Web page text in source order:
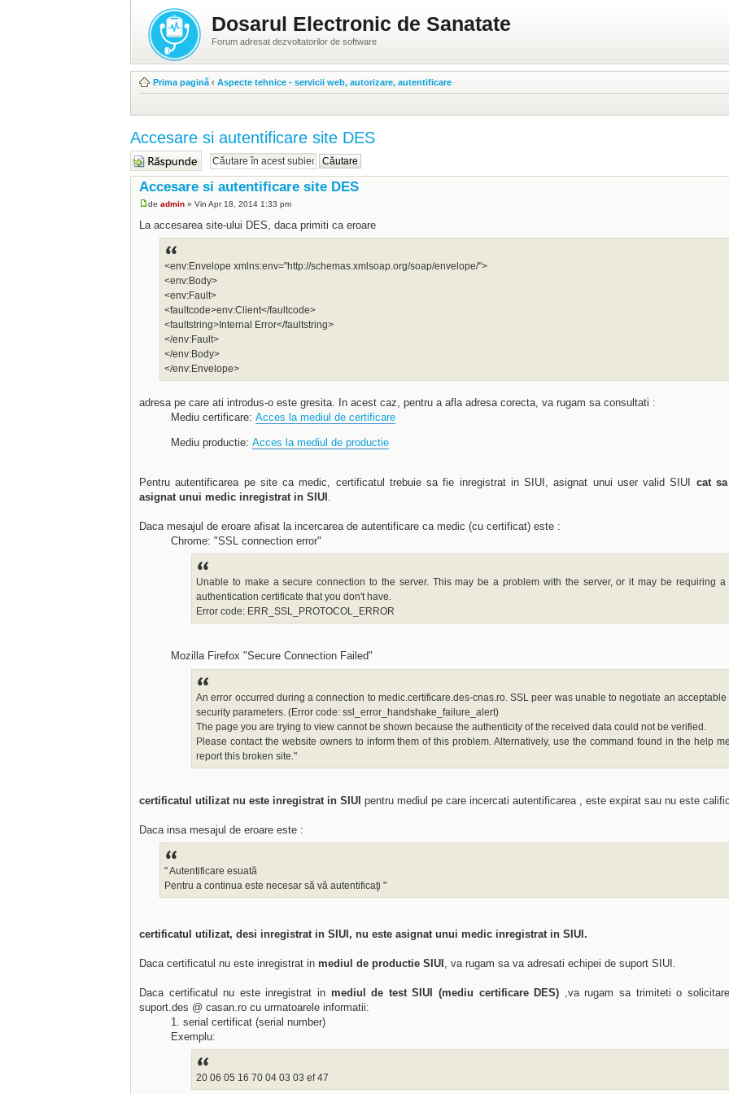
Dosarul Electronic de Sanatate
Forum adresat dezvoltatorilor de software
Prima pagină ‹ Aspecte tehnice - servicii web, autorizare, autentificare
Accesare si autentificare site DES
Răspunde
Accesare si autentificare site DES
de admin » Vin Apr 18, 2014 1:33 pm
La accesarea site-ului DES, daca primiti ca eroare
<env:Envelope xmlns:env="http://schemas.xmlsoap.org/soap/envelope/">
<env:Body>
<env:Fault>
<faultcode>env:Client</faultcode>
<faultstring>Internal Error</faultstring>
</env:Fault>
</env:Body>
</env:Envelope>
adresa pe care ati introdus-o este gresita. In acest caz, pentru a afla adresa corecta, va rugam sa consultati :
Mediu certificare: Acces la mediul de certificare
Mediu productie: Acces la mediul de productie
Pentru autentificarea pe site ca medic, certificatul trebuie sa fie inregistrat in SIUI, asignat unui user valid SIUI cat
asignat unui medic inregistrat in SIUI .
Daca mesajul de eroare afisat la incercarea de autentificare ca medic (cu certificat) este :
Chrome: "SSL connection error"
Unable to make a secure connection to the server. This may be a problem with the server, or it may be requiring a
authentication certificate that you don't have.
Error code: ERR_SSL_PROTOCOL_ERROR
Mozilla Firefox "Secure Connection Failed"
An error occurred during a connection to medic.certificare.des-cnas.ro. SSL peer was unable to negotiate an acceptable
security parameters. (Error code: ssl_error_handshake_failure_alert)
The page you are trying to view cannot be shown because the authenticity of the received data could not be verified.
Please contact the website owners to inform them of this problem. Alternatively, use the command found in the help
report this broken site."
certificatul utilizat nu este inregistrat in SIUI pentru mediul pe care incercati autentificarea , este expirat sau nu este
Daca insa mesajul de eroare este :
" Autentificare esuată
Pentru a continua este necesar să vă autentificaţi "
certificatul utilizat, desi inregistrat in SIUI, nu este asignat unui medic inregistrat in SIUI.
Daca certificatul nu este inregistrat in mediul de productie SIUI , va rugam sa va adresati echipei de suport SIUI.
Daca certificatul nu este inregistrat in mediul de test SIUI (mediu certificare DES)
,va rugam sa trimiteti o
suport.des @ casan.ro cu urmatoarele informatii:
1. serial certificat (serial number)
Exemplu:‎
20 06 05 16 70 04 03 03 ef 47